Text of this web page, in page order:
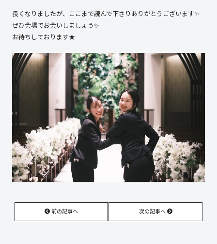
長くなりましたが、ここまで読んで下さりありがとうございます✨
ぜひ会場でお会いしましょう✨
お待ちしております★
前の記事へ 次の記事へ